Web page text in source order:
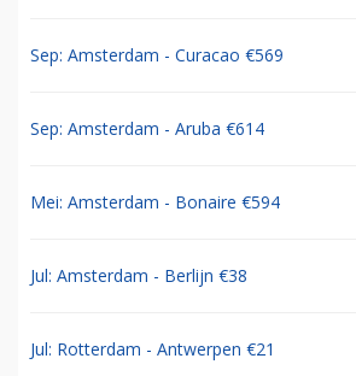
Sep: Amsterdam - Curacao €569
Sep: Amsterdam - Aruba €614
Mei: Amsterdam - Bonaire €594
Jul: Amsterdam - Berlijn €38
Jul: Rotterdam - Antwerpen €21